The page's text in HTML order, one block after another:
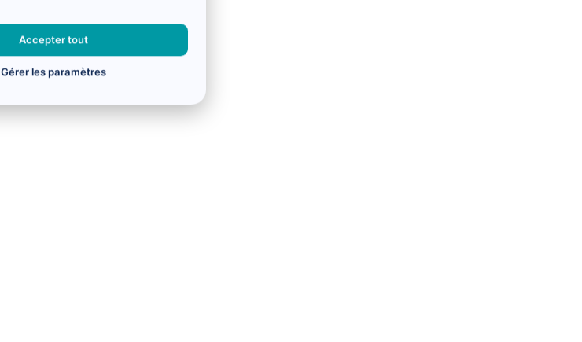
Accepter tout
Gérer les paramètres